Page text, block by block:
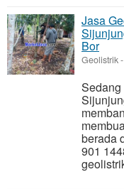
Jasa
Bor
Geolistrik-
berada
901